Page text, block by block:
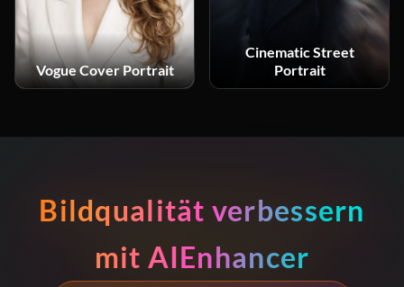
Vogue Cover Portrait
Cinematic Street
Portrait
Bildqualität verbessern
mit AIEnhancer